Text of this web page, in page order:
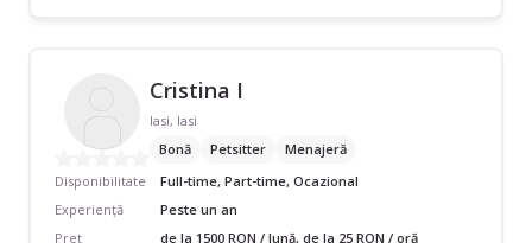
Cristina I
Iasi, Iasi
Bonă
Petsitter
Menajeră
Disponibilitate
Full-time, Part-time, Ocazional
Experiență
Peste un an
Preț
de la 1500 RON / lună, de la 25 RON / oră